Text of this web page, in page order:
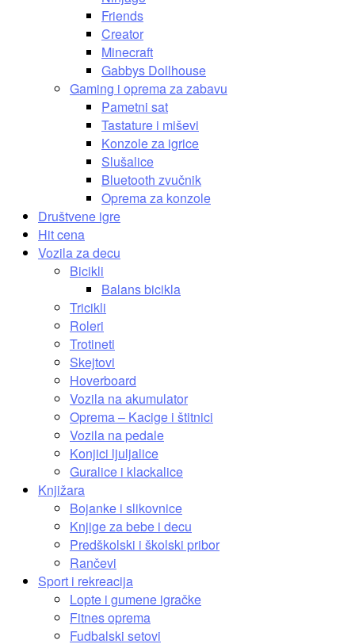
Friends
Creator
Minecraft
Gabbys Dollhouse
Gaming i oprema za zabavu
Pametni sat
Tastature i miševi
Konzole za igrice
Slušalice
Bluetooth zvučnik
Oprema za konzole
Društvene igre
Hit cena
Vozila za decu
Bicikli
Balans bicikla
Tricikli
Roleri
Trotineti
Skejtovi
Hoverboard
Vozila na akumulator
Oprema – Kacige i štitnici
Vozila na pedale
Konjici ljuljalice
Guralice i klackalice
Knjižara
Bojanke i slikovnice
Knjige za bebe i decu
Predškolski i školski pribor
Rančevi
Sport i rekreacija
Lopte i gumene igračke
Fitnes oprema
Fudbalski setovi